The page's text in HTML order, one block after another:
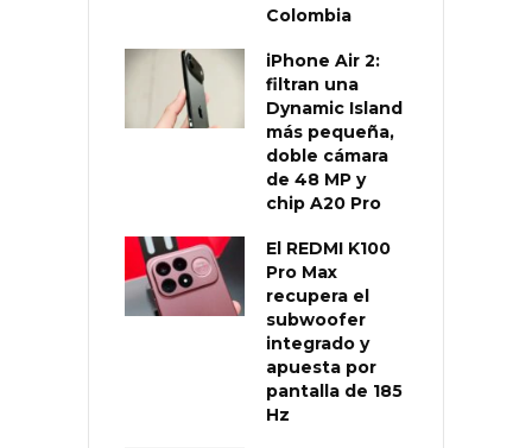
Colombia
iPhone Air 2:
filtran una
Dynamic Island
más pequeña,
doble cámara
de 48 MP y
chip A20 Pro
El REDMI K100
Pro Max
recupera el
subwoofer
integrado y
apuesta por
pantalla de 185
Hz